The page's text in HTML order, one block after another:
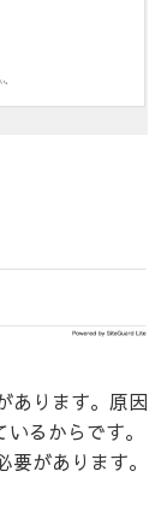
あります。原因
るからです。
があります。